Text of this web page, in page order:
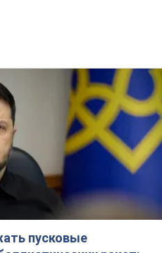
пусковые